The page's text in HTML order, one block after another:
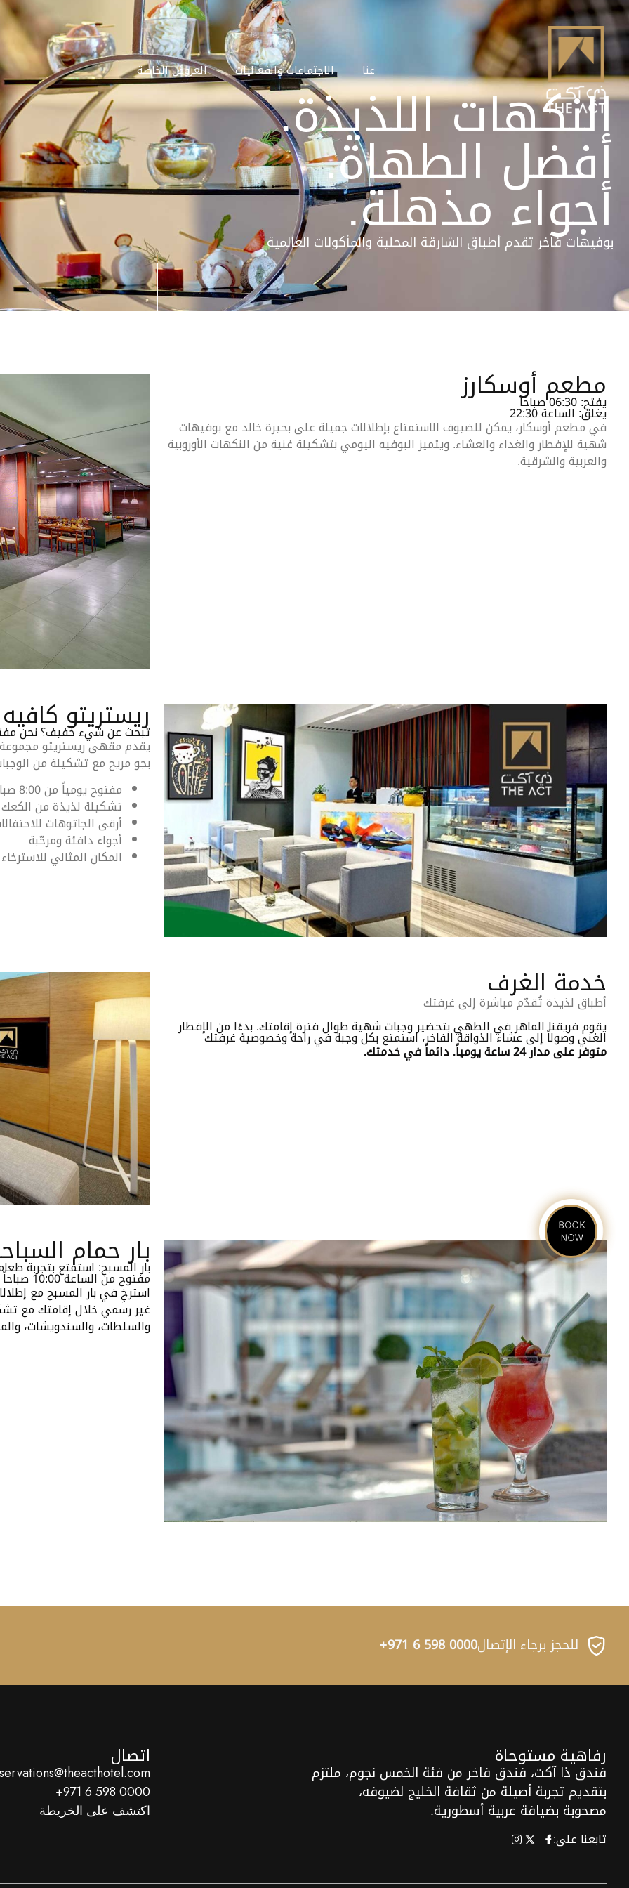
عنا الاجتماعات والفعاليات العروض الخاصة
النكهات اللذيذة.
أفضل الطهاة.
أجواء مذهلة.
بوفيهات فاخر تقدم أطباق الشارقة المحلية والمأكولات العالمية
مطعم أوسكارز
يفتح: 06:30 صباحا
يغلق: الساعة 22:30
في مطعم أوسكار، يمكن للضيوف الاستمتاع بإطلالات جميلة على بحيرة خالد مع بوفيهات
شهية للإفطار والغداء والعشاء. ويتميز البوفيه اليومي بتشكيلة غنية من النكهات الأوروبية
والعربية والشرقية.
ريستريتو كافيه
تبحث عن شيء خفيف؟ نحن مفتوحون من
يقدم مقهى ريستريتو
بجو مريح مع تشكيلة من
مفتوح يومياً من 8:00 صباحاً حتى 10:00 مساءً
تشكيلة لذيذة من
أرقى الجاتوهات
أجواء دافئة ومرحّبة
المكان المثالي
خدمة الغرف
أطباق لذيذة تُقدّم مباشرة إلى غرفتك
يقوم فريقنا الماهر في الطهي بتحضير وجبات شهية طوال فترة إقامتك. بدءًا من الإفطار
الغني وصولاً إلى عشاء الذواقة الفاخر، استمتع بكل وجبة في راحة وخصوصية غرفتك
متوفر على مدار 24 ساعة يومياً. دائماً في خدمتك.
بار حمام
بار المسبح: استمتع بتجربة
مفتوح من الساعة 10:00 صباحاً حتى 8:00 مساءً
استرخِ في بار المسبح مع
غير رسمي خلال إقامتك مع
والسلطات، والسندويشات،
للحجز برجاء الإتصال0000 598 6 971+
رفاهية مستوحاة
فندق ذا آكت، فندق فاخر من فئة الخمس نجوم، ملتزم
بتقديم تجربة أصيلة من ثقافة الخليج لضيوفه،
مصحوبة بضيافة عربية أسطورية.
تابعنا على:
اتصال
0000 598 6 971+
اكتشف على الخريطة